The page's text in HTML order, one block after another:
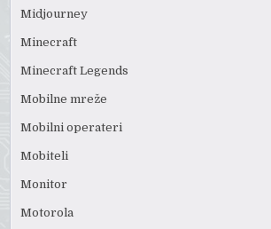
Midjourney
Minecraft
Minecraft Legends
Mobilne mreže
Mobilni operateri
Mobiteli
Monitor
Motorola